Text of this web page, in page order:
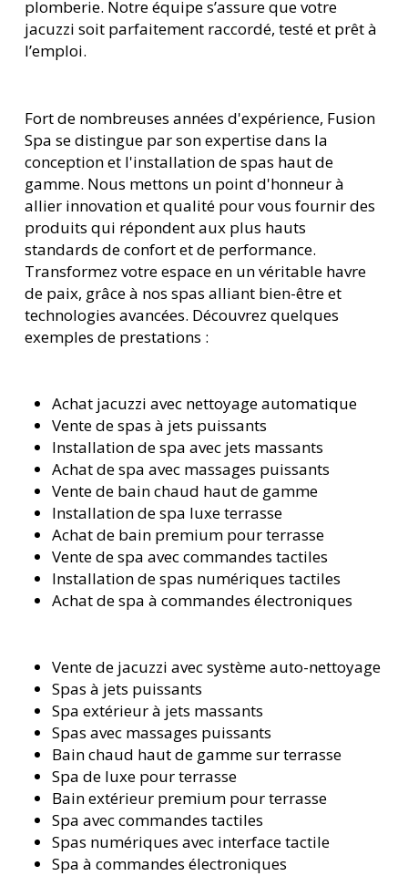
plomberie. Notre équipe s’assure que votre
jacuzzi soit parfaitement raccordé, testé et prêt à
l’emploi.
Fort de nombreuses années d'expérience, Fusion
Spa se distingue par son expertise dans la
conception et l'installation de spas haut de
gamme. Nous mettons un point d'honneur à
allier innovation et qualité pour vous fournir des
produits qui répondent aux plus hauts
standards de confort et de performance.
Transformez votre espace en un véritable havre
de paix, grâce à nos spas alliant bien-être et
technologies avancées. Découvrez quelques
exemples de prestations :
Achat jacuzzi avec nettoyage automatique
Vente de spas à jets puissants
Installation de spa avec jets massants
Achat de spa avec massages puissants
Vente de bain chaud haut de gamme
Installation de spa luxe terrasse
Achat de bain premium pour terrasse
Vente de spa avec commandes tactiles
Installation de spas numériques tactiles
Achat de spa à commandes électroniques
Vente de jacuzzi avec système auto-nettoyage
Spas à jets puissants
Spa extérieur à jets massants
Spas avec massages puissants
Bain chaud haut de gamme sur terrasse
Spa de luxe pour terrasse
Bain extérieur premium pour terrasse
Spa avec commandes tactiles
Spas numériques avec interface tactile
Spa à commandes électroniques